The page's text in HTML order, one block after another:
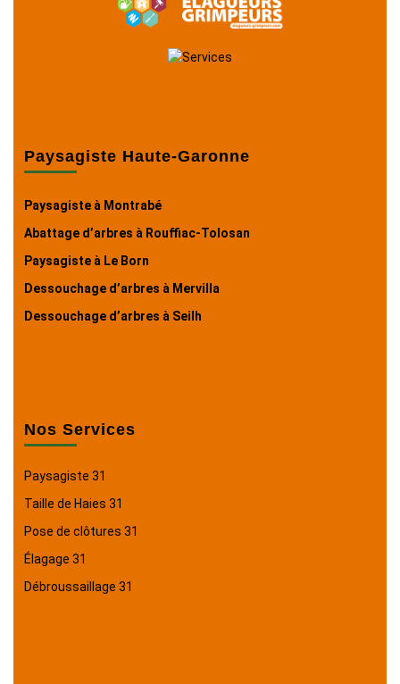
Paysagiste Haute-Garonne
Paysagiste à Montrabé
Abattage d’arbres à Rouffiac-Tolosan
Paysagiste à Le Born
Dessouchage d’arbres à Mervilla
Dessouchage d’arbres à Seilh
Nos Services
Paysagiste 31
Taille de Haies 31
Pose de clôtures 31
Élagage 31
Débroussaillage 31